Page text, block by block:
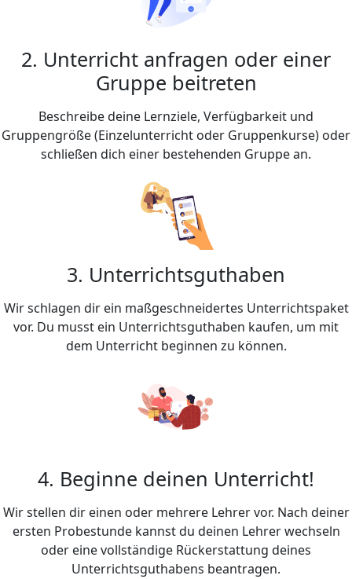
2. Unterricht anfragen oder einer
Gruppe beitreten
Beschreibe deine Lernziele, Verfügbarkeit und
Gruppengröße (Einzelunterricht oder Gruppenkurse) oder
schließen dich einer bestehenden Gruppe an.
3. Unterrichtsguthaben
Wir schlagen dir ein maßgeschneidertes Unterrichtspaket
vor. Du musst ein Unterrichtsguthaben kaufen, um mit
dem Unterricht beginnen zu können.
4. Beginne deinen Unterricht!
Wir stellen dir einen oder mehrere Lehrer vor. Nach deiner
ersten Probestunde kannst du deinen Lehrer wechseln
oder eine vollständige Rückerstattung deines
Unterrichtsguthabens beantragen.